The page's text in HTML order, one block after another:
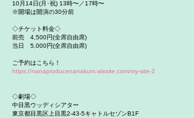
10月14日(月･祝) 13時〜／17時〜
※開場は開演の30分前
◇チケット料金◇
前売 4,500円(全席自由席)
当日 5,000円(全席自由席)
ご予約はこちら！
https://nanaproducenanakum.wixsite.com/my-site-2
◇劇場◇
中目黒ウッディシアター
東京都目黒区上目黒2-43-5キャトルセゾンB1F